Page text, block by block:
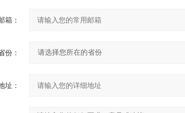
箱：
份：
址：